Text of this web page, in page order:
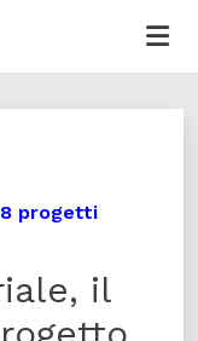
progetti
il